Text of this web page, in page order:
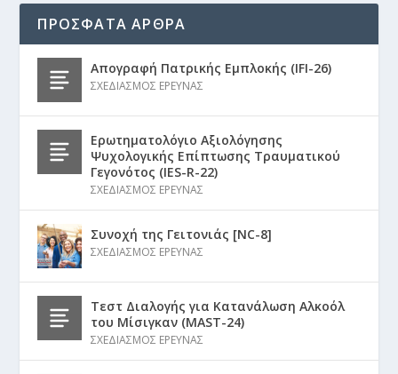
ΠΡΟΣΦΑΤΑ ΑΡΘΡΑ
Απογραφή Πατρικής Εμπλοκής (IFI-26)
ΣΧΕΔΙΑΣΜΟΣ ΕΡΕΥΝΑΣ
Ερωτηματολόγιο Αξιολόγησης
Ψυχολογικής Επίπτωσης Τραυματικού
Γεγονότος (IES-R-22)
ΣΧΕΔΙΑΣΜΟΣ ΕΡΕΥΝΑΣ
Συνοχή της Γειτονιάς [NC-8]
ΣΧΕΔΙΑΣΜΟΣ ΕΡΕΥΝΑΣ
Τεστ Διαλογής για Κατανάλωση Αλκοόλ
του Μίσιγκαν (MAST-24)
ΣΧΕΔΙΑΣΜΟΣ ΕΡΕΥΝΑΣ